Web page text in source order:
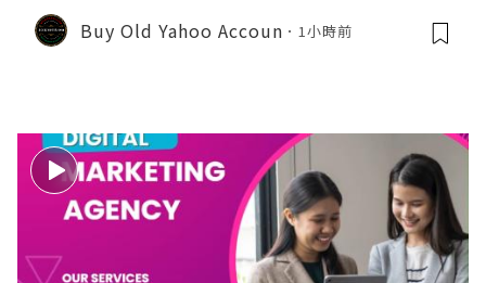
Buy Old Yahoo Accoun 1小時前